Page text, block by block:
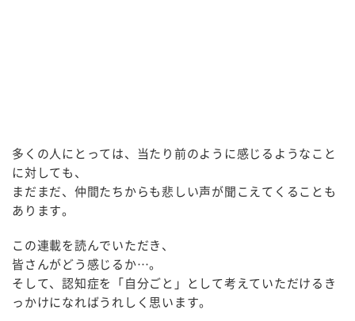
多くの人にとっては、当たり前のように感じるようなこと
に対しても、
まだまだ、仲間たちからも悲しい声が聞こえてくることも
あります。
この連載を読んでいただき、
皆さんがどう感じるか…。
そして、認知症を「自分ごと」として考えていただけるき
っかけになればうれしく思います。